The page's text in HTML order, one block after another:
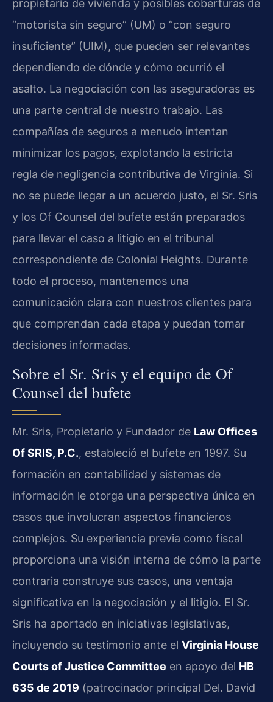
propietario de vivienda y posibles coberturas de
“motorista sin seguro” (UM) o “con seguro
insuficiente” (UIM), que pueden ser relevantes
dependiendo de dónde y cómo ocurrió el
asalto. La negociación con las aseguradoras es
una parte central de nuestro trabajo. Las
compañías de seguros a menudo intentan
minimizar los pagos, explotando la estricta
regla de negligencia contributiva de Virginia. Si
no se puede llegar a un acuerdo justo, el Sr. Sris
y los Of Counsel del bufete están preparados
para llevar el caso a litigio en el tribunal
correspondiente de Colonial Heights. Durante
todo el proceso, mantenemos una
comunicación clara con nuestros clientes para
que comprendan cada etapa y puedan tomar
decisiones informadas.
Sobre el Sr. Sris y el equipo de Of
Counsel del bufete
Mr. Sris, Propietario y Fundador de Law Offices
Of SRIS, P.C., estableció el bufete en 1997. Su
formación en contabilidad y sistemas de
información le otorga una perspectiva única en
casos que involucran aspectos financieros
complejos. Su experiencia previa como fiscal
proporciona una visión interna de cómo la parte
contraria construye sus casos, una ventaja
significativa en la negociación y el litigio. El Sr.
Sris ha aportado en iniciativas legislativas,
incluyendo su testimonio ante el Virginia House
Courts of Justice Committee en apoyo del HB
635 de 2019 (patrocinador principal Del. David